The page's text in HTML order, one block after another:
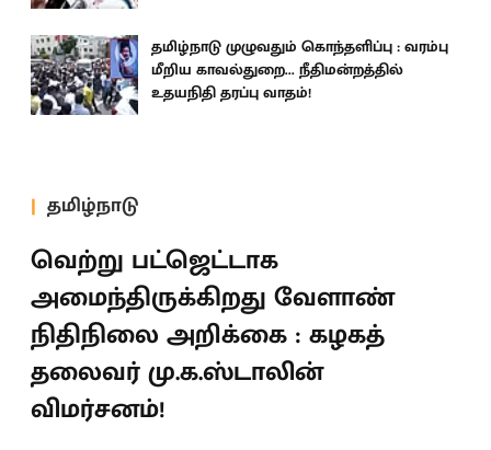
தமிழ்நாடு முழுவதும் கொந்தளிப்பு : வரம்பு
மீறிய காவல்துறை... நீதிமன்றத்தில்
உதயநிதி தரப்பு வாதம்!
தமிழ்நாடு
வெற்று பட்ஜெட்டாக
அமைந்திருக்கிறது வேளாண்
நிதிநிலை அறிக்கை : கழகத்
தலைவர் மு.க.ஸ்டாலின்
விமர்சனம்!